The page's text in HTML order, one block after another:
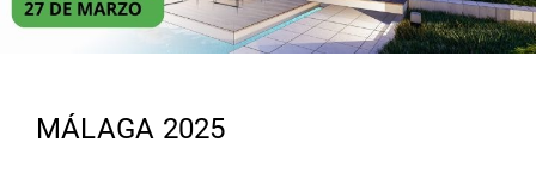
MÁLAGA 2025